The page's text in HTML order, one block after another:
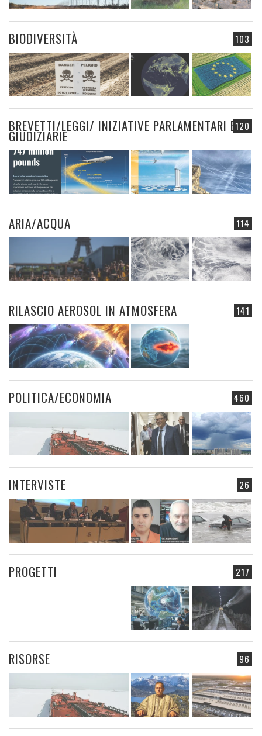
103
BIODIVERSITÀ
120
BREVETTI/LEGGI/ INIZIATIVE PARLAMENTARI E
GIUDIZIARIE
114
ARIA/ACQUA
141
RILASCIO AEROSOL IN ATMOSFERA
460
POLITICA/ECONOMIA
26
INTERVISTE
217
PROGETTI
96
RISORSE